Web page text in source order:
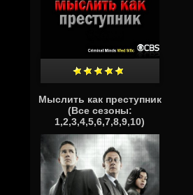
Мыслить как преступник
(Все сезоны:
1,2,3,4,5,6,7,8,9,10)